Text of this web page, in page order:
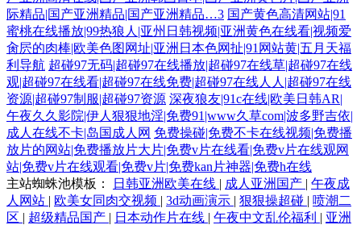
际精品|国产亚洲精品|国产亚洲精品…3 国产黄色高清网站|91
蜜桃在线播放|99热狼人|亚州日韩视频|亚洲黄色在线看|视频爱
肏屄的肉棒|欧美色图网址|亚洲日本色网扯|91网站黄|五月天福
利导航 超碰97无码|超碰97在线播放|超碰97在线草|超碰97在线
观|超碰97在线看|超碰97在线免费|超碰97在线人人|超碰97在线
资源|超碰97制服|超碰97资源 深夜狼友|91c在线|欧美日韩AR|
午夜久久影院|伊人狠狠地淫|免费91|www久草com|波多野吉依|
成人在线不卡|岛国成人网 免费操碰|免费不卡在线视频|免费播
放片的网站|免费播放片大片|免费v片在线看|免费v片在线观网
站|免费v片在线观看|免费v片|免费kan片神器|免费h在线
主站蜘蛛池模板：
日韩亚洲欧美在线 | 成人亚洲国产 | 午夜成
人网站 | 欧美女同肉交视频 | 3d动画演示 | 狠狠操超碰 | 喷潮二
区 | 超级精品国产 | 日本动作片在线 | 午夜中文乱伦福利 | 亚洲